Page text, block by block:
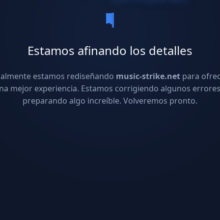
Estamos afinando los detalles
estamos rediseñando music-strike.net para
mejor experiencia. Estamos corrigiendo algunos
preparando algo increíble. Volveremos pronto.